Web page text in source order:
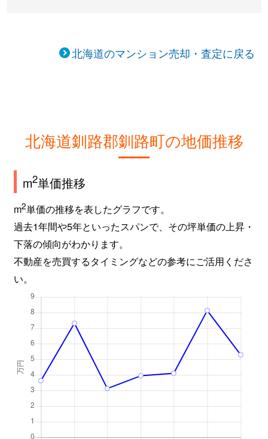
北海道のマンション売却・査定に戻る
北海道釧路郡釧路町の地価推移
m2単価推移
m2単価の推移を表したグラフです。
過去1年間や5年といったスパンで、その坪単価の上昇・
下落の傾向がわかります。
不動産を売買するタイミングなどの参考にご活用くださ
い。